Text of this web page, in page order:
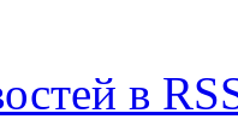
в